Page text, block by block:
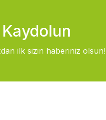
ilk sizin haberiniz olsun!